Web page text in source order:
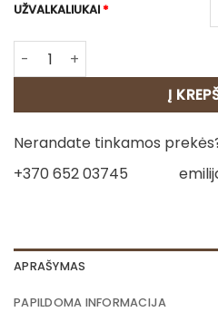
UŽVALKALIUKAI*
produkto kiekis: Gobeleno
Į
Nerandate tinkamos
+370 652 03745
APRAŠYMAS
PAPILDOMA INFORMACIJA